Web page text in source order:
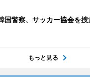
国警察、サッカー協会を捜
もっと見る